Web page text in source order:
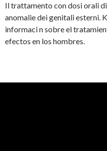
Il trattamento con dosi orali
anomalie dei genitali esterni.
informaci n sobre el
efectos en los hombres.